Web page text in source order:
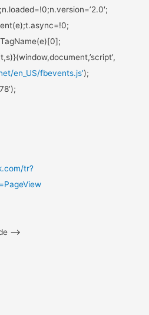
n.loaded=!0;n.version=’2.0′;
e);t.async=!0;
}(window,document,’script’,
en_US/fbevents.js’);
tr?
PageView
–>